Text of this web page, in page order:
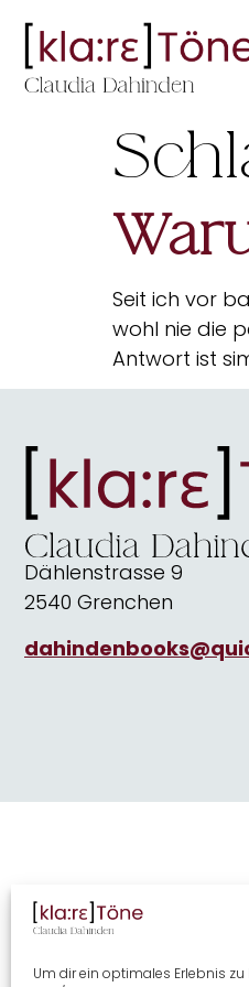
Um dir ein optimales Erlebnis
Seit ich vor
wohl nie die
Antwort ist
Dählenstrasse 9
2540 Grenchen